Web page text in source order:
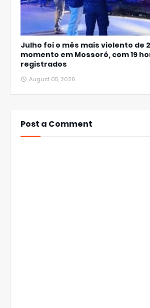
Julho foi o mês mais violento de
momento em Mossoró, com 19
registrados
August 05, 2026
Post a Comment